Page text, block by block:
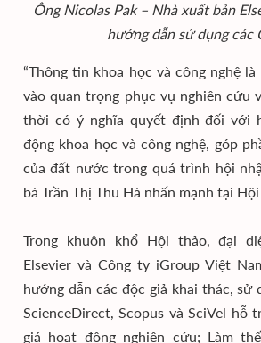
Ông Nicolas Pak – Nhà xuất bản
hướng dẫn sử dụng các
“Thông tin khoa học và công nghệ
vào quan trọng phục vụ nghiên cứu
thời có ý nghĩa quyết định đối với
động khoa học và công nghệ, góp
của đất nước trong quá trình hội
bà Trần Thị Thu Hà nhấn mạnh tại
Trong khuôn khổ Hội thảo, đại
Elsevier và Công ty iGroup Việt
hướng dẫn các độc giả khai thác, sử
ScienceDirect, Scopus và SciVel hỗ
giá hoạt động nghiên cứu; Làm